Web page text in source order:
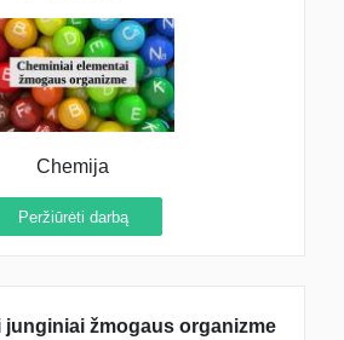
Chemija
Peržiūrėti darbą
junginiai žmogaus organizme